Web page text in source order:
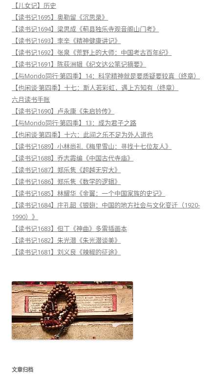
【儿女记】历史
【读书记1695】奥勒留《沉思录》
【读书记1694】梁思成《蓟县独乐寺观音阁山门考》
【读书记1693】李辛《精神健康讲记》
【读书记1692】张泉《荒野上的大师：中国考古百年纪》
【读书记1691】陈荻洲辑《纪文达公笔记摘要》
【与Mondo同行·第四季】14：科学精神就是要质疑要较真（终章）
【也闲谈·第四季】十七：斯人若彩虹，遇上方知有（终章）
六月读书手账
【读书记1690】卢永康《朱启钤传》
【与Mondo同行·第四季】13：成为君子之路
【也闲谈·第四季】十六：此间之乐不足为外人道也
【读书记1689】小林尚礼《梅里雪山：寻找十七位友人》
【读书记1688】乔志霞编《中国古代寺庙》
【读书记1687】郑乐隽《超越无穷大》
【读书记1686】郑乐隽《数学的逻辑》
【读书记1685】林耀华《金翼：一个中国家族的史记》
【读书记1684】庄孔韶《银翅：中国的地方社会与文化变迁（1920-
1990）》
【读书记1683】但丁《神曲》多雷插画本
【读书记1682】朱光潜《朱光潜谈美》
【读书记1681】刘义良《辣椒的征途》
文章归档